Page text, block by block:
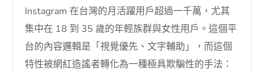
Instagram 在台灣的月活躍用戶超過一千萬，尤其
集中在 18 到 35 歲的年輕族群與女性用戶。這個平
台的內容邏輯是「視覺優先、文字輔助」，而這個
特性被網紅造謠者轉化為一種極具欺騙性的手法：